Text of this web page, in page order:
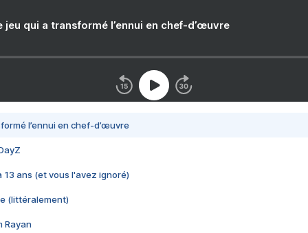
jeu qui a transformé l’ennui en chef-d’œuvre
l’ennui en chef-d’œuvre
13 ans (et vous l'avez ignoré)
(littéralement)
Rayan